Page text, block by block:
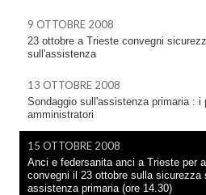
9 OTTOBRE 2008
23 ottobre a Trieste convegni
sull'assistenza
13 OTTOBRE 2008
Sondaggio sull'assistenza primaria : i
amministratori
15 OTTOBRE 2008
Anci e federsanita anci a Trieste per
convegni il 23 ottobre sulla sicurezza
assistenza primaria (ore 14.30)